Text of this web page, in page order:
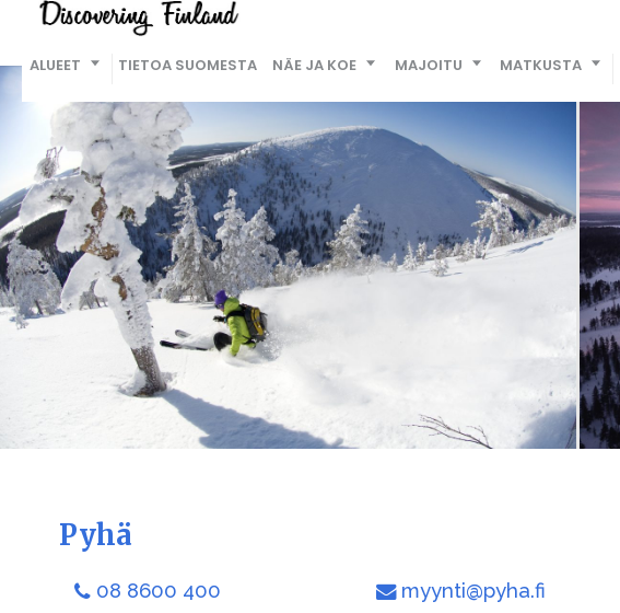
ALUEET TIETOA SUOMESTA NÄE JA KOE MAJOITU MATKUSTA
Pyhä
08 8600 400 myynti@pyha.fi